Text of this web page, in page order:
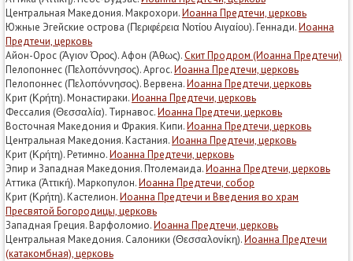
Центральная Македония. Макрохори.Иоанна Предтечи, церковь
Южные Эгейские острова (Περιφέρεια Νοτίου Αιγαίου). Геннади.Иоанна
Предтечи, церковь
Айон-Орос (Άγιον Όρος). Афон (Ἀθως).Скит Продром (Иоанна Предтечи)
Пелопоннес (Πελοπόννησος). Аргос.Иоанна Предтечи, церковь
Пелопоннес (Πελοπόννησος). Вервена.Иоанна Предтечи, церковь
Крит (Κρήτη). Монастираки.Иоанна Предтечи, церковь
Фессалия (Θεσσαλία). Тирнавос.Иоанна Предтечи, церковь
Восточная Македония и Фракия. Кипи.Иоанна Предтечи, церковь
Центральная Македония. Кастания.Иоанна Предтечи, церковь
Крит (Κρήτη). Ретимно.Иоанна Предтечи, церковь
Эпир и Западная Македония. Птолемаида.Иоанна Предтечи, церковь
Аттика (Ἀττική). Маркопулон.Иоанна Предтечи, собор
Крит (Κρήτη). Кастелион.Иоанна Предтечи и Введения во храм
Пресвятой Богородицы, церковь
Западная Греция. Варфоломио.Иоанна Предтечи, церковь
Центральная Македония. Салоники (Θεσσαλονίκη).Иоанна Предтечи
(катакомбная), церковь